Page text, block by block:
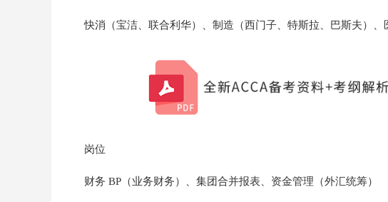
快消（宝洁、联合利华）、制造（西门子、特斯拉、巴斯夫）
岗位
财务 BP（业务财务）、集团合并报表、资金管理（外汇统筹）